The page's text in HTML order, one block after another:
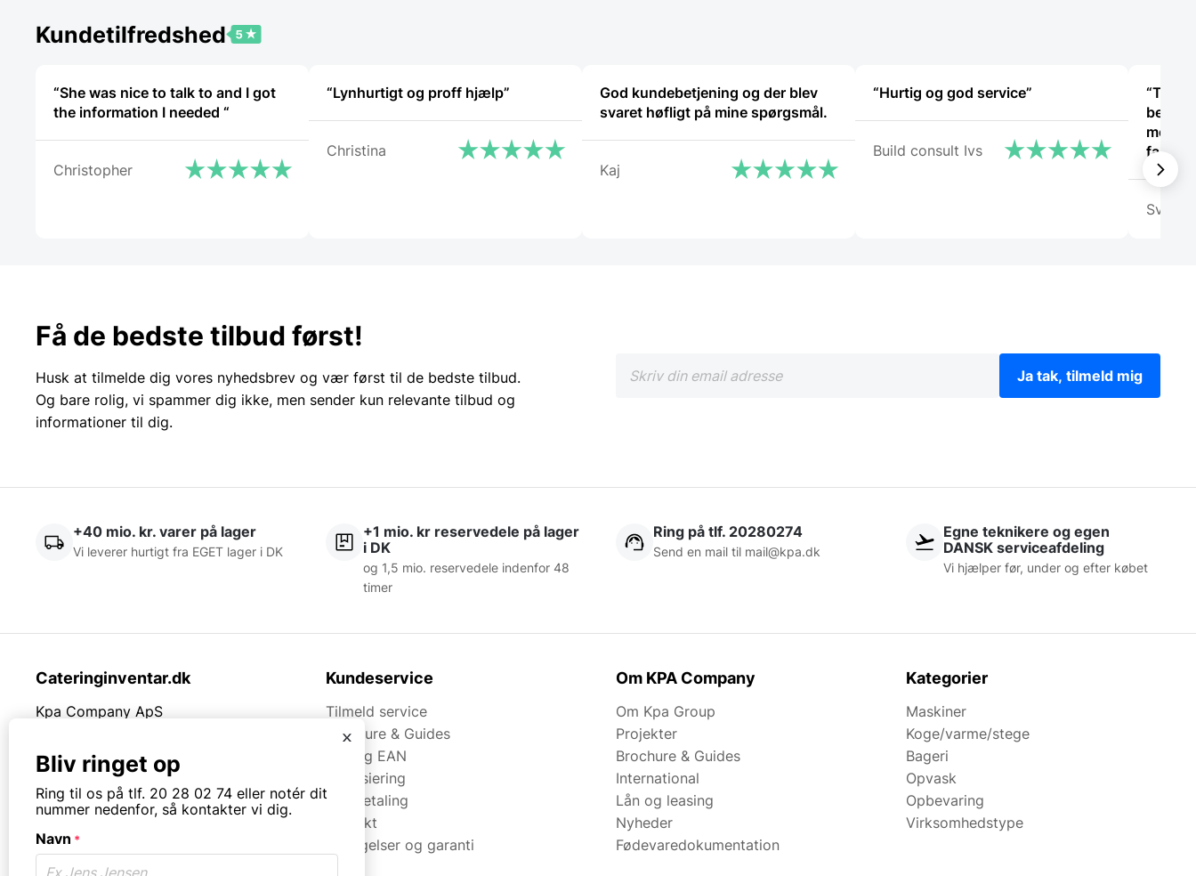
vælges
Kundetilfredshed
“She was nice to talk to and I got
the information I needed “
Christopher
“Lynhurtigt og proff hjælp”
Christina
God kundebetjening og der blev
svaret høfligt på mine spørgsmål.
Kaj
“Hurtig og god service”
Build consult Ivs
med
vil
igen.”
Svend
Få de bedste tilbud først!
Husk at tilmelde dig vores nyhedsbrev og vær først til de bedste tilbud.
Og bare rolig, vi spammer dig ikke, men sender kun relevante tilbud og
informationer til dig.
Ja tak, tilmeld mig
+40 mio. kr. varer på lager
Vi leverer hurtigt fra EGET lager i DK
+1 mio. kr reservedele på lager
i DK
og 1,5 mio. reservedele indenfor 48
timer
Ring på tlf. 20280274
Send en mail til mail@kpa.dk
Egne teknikere og egen
DANSK serviceafdeling
Vi hjælper før, under og efter købet
Cateringinventar.dk
Kpa Company ApS
7430 Ikast
Tlf.20280274
CVR. 18066904
Kundeservice
Tilmeld service
Brochure & Guides
Faq og EAN
Finansiering
Kortbetaling
Kontakt
Betingelser og garanti
Om KPA Company
Om Kpa Group
Projekter
Brochure & Guides
International
Lån og leasing
Nyheder
Fødevaredokumentation
Kategorier
Maskiner
Koge/varme/stege
Bageri
Opvask
Opbevaring
Virksomhedstype
x
Bliv ringet op
Ring til os på tlf. 20 28 02 74 eller notér dit
nummer nedenfor, så kontakter vi dig.
Navn *